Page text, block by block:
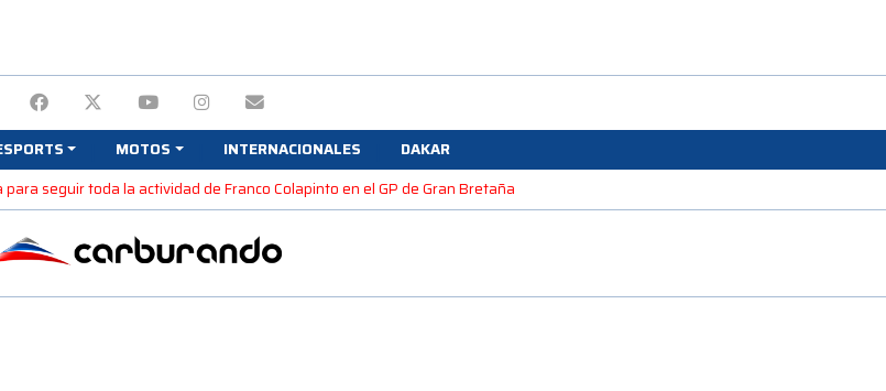
MOTOS INTERNACIONALES
DAKAR
para seguir toda la actividad de Franco Colapinto en el GP de Gran Bretaña